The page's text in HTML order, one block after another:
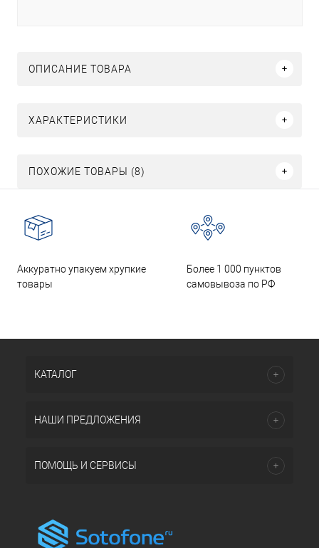
ОПИСАНИЕ ТОВАРА
ХАРАКТЕРИСТИКИ
ПОХОЖИЕ ТОВАРЫ (8)
Аккуратно упакуем хрупкие
товары
Более 1 000 пунктов
самовывоза по РФ
КАТАЛОГ
НАШИ ПРЕДЛОЖЕНИЯ
ПОМОЩЬ И СЕРВИСЫ